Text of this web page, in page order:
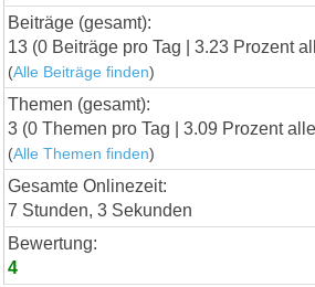
Beiträge (gesamt):
13 (0 Beiträge pro Tag | 3.23 Prozent
(Alle Beiträge finden)
Themen (gesamt):
3 (0 Themen pro Tag | 3.09 Prozent
(Alle Themen finden)
Gesamte Onlinezeit:
7 Stunden, 3 Sekunden
Bewertung:
4